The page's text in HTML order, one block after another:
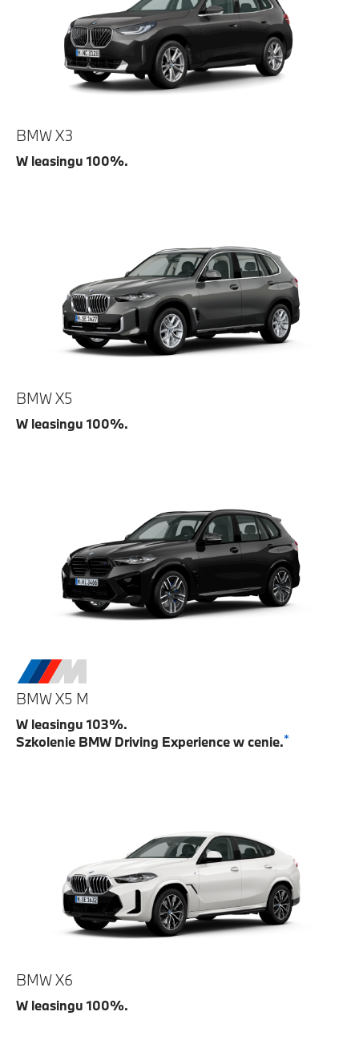
BMW X3
W leasingu 100%.
BMW X5
W leasingu 100%.
BMW X5 M
W leasingu 103%.
Szkolenie BMW Driving Experience w cenie.*
BMW X6
W leasingu 100%.